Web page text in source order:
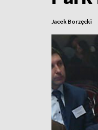
Jacek Borzęcki